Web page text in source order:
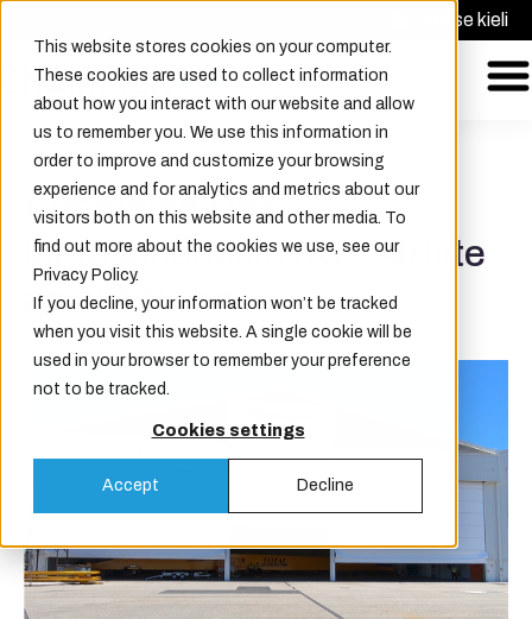
This website stores cookies on your computer.
These cookies are used to collect information
about how you interact with our website and allow
us to remember you. We use this information in
order to improve and customize your browsing
experience and for analytics and metrics about our
visitors both on this website and other media. To
find out more about the cookies we use, see our
Privacy Policy.
If you decline, your information won’t be tracked
when you visit this website. A single cookie will be
used in your browser to remember your preference
not to be tracked.
Cookies settings
Accept Decline
Valitse kieli
Champion Door
lentokonehallin ovi - Airflite
asiakastarina